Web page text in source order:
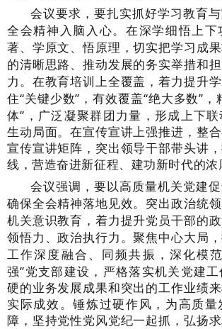
会议要求，要扎实抓好学习教育
全会精神入脑入心。在深学细悟上下
著、学原文、悟原理，切实把学习成
的清晰思路、推动发展的务实举措和
力。在教育培训上全覆盖，着力提升
住“关键少数”，有效覆盖“绝大多数”，
体”，广泛凝聚群团力量，形成上下
生动局面。在宣传宣讲上强推进，整
宣传宣讲矩阵，突出领导干部带头讲
线，营造奋进新征程、建功新时代的浓
会议强调，要以高质量机关党建促
确保全会精神落地见效。突出政治统
机关意识教育，着力提升党员干部的
领悟力、政治执行力。聚焦中心大局
工作深度融合、同频共振，深化模
强”党支部建设，严格落实机关党建
硬的业务发展成果和突出的工作业绩
实际成效。锤炼过硬作风，为高质量
障，坚持党性党风党纪一起抓，弘扬